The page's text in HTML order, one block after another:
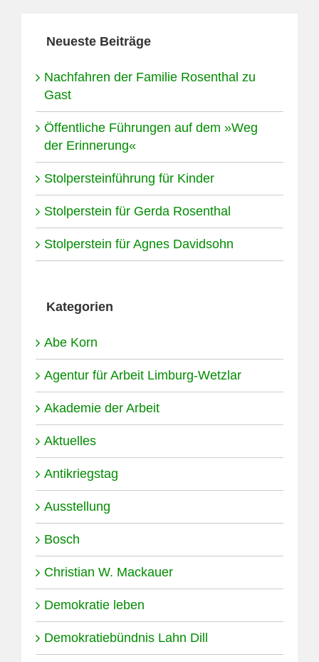
Neueste Beiträge
Nachfahren der Familie Rosenthal zu
Gast
Öffentliche Führungen auf dem »Weg
der Erinnerung«
Stolpersteinführung für Kinder
Stolperstein für Gerda Rosenthal
Stolperstein für Agnes Davidsohn
Kategorien
Abe Korn
Agentur für Arbeit Limburg-Wetzlar
Akademie der Arbeit
Aktuelles
Antikriegstag
Ausstellung
Bosch
Christian W. Mackauer
Demokratie leben
Demokratiebündnis Lahn Dill